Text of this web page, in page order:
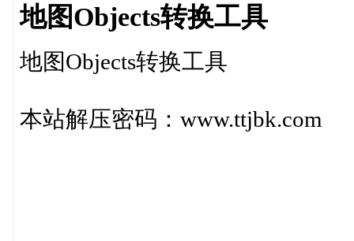
地图Objects转换工具
地图Objects转换工具
本站解压密码：www.ttjbk.com